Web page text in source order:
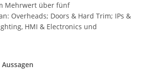
Mehrwert über fünf
Overheads; Doors & Hard Trim; IPs &
HMI & Electronics und